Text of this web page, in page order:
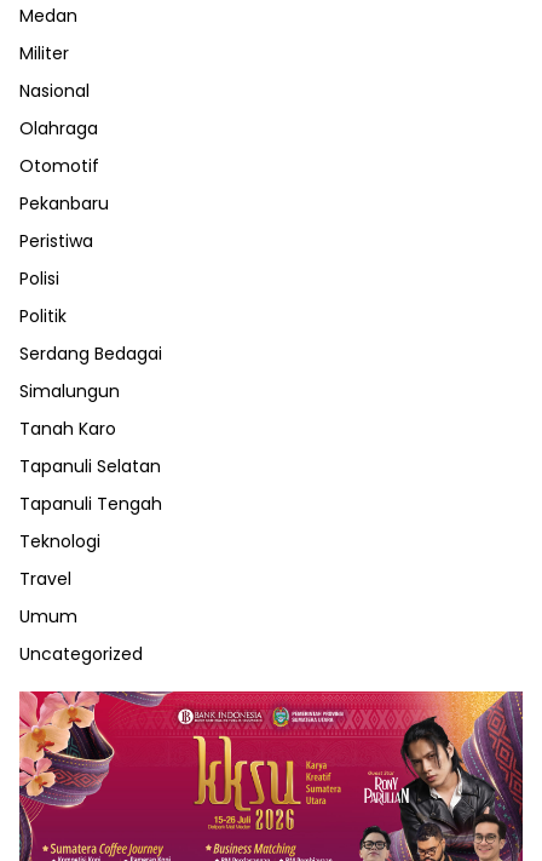
Medan
Militer
Nasional
Olahraga
Otomotif
Pekanbaru
Peristiwa
Polisi
Politik
Serdang Bedagai
Simalungun
Tanah Karo
Tapanuli Selatan
Tapanuli Tengah
Teknologi
Travel
Umum
Uncategorized